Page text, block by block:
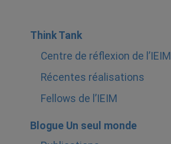
Think Tank
Centre de réflexion de l’IEIM
Récentes réalisations
Fellows de l’IEIM
Blogue Un seul monde